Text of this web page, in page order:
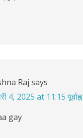
Raj says
4, 2025 at 11:15 पूर्वाह्न
gay